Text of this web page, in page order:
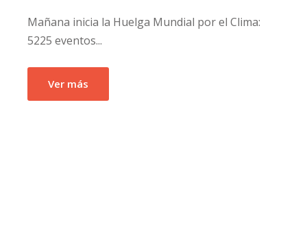
Mañana inicia la Huelga Mundial por el Clima:
5225 eventos...
Ver más